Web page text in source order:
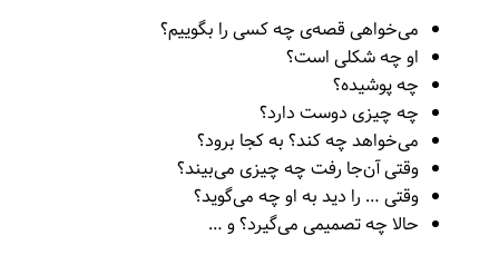
می‌خواهی قصه‌ی چه کسی را بگوییم؟
او چه شکلی است؟
چه پوشیده؟
چه چیزی دوست دارد؟
می‌خواهد چه کند؟ به کجا برود؟
وقتی آن‌جا رفت چه چیزی می‌بیند؟
وقتی … را دید به او چه می‌گوید؟
حالا چه تصمیمی می‌گیرد؟ و …